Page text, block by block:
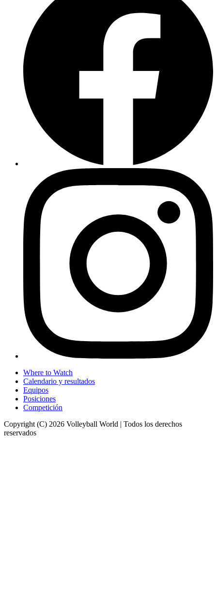
Where to Watch
Calendario y resultados
Equipos
Posiciones
Competición
Copyright (C) 2026 Volleyball World | Todos los derechos
reservados